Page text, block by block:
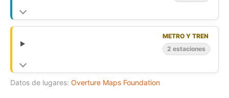
METRO Y TREN
2 estaciones
Datos de lugares: Overture Maps Foundation